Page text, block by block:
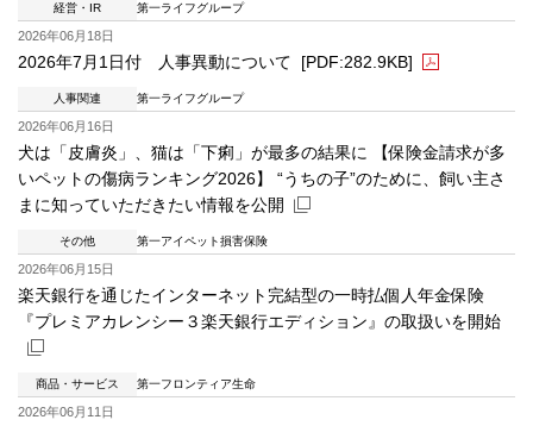
経営・IR 第一ライフグループ
PDFファイルが新規ウィンドウで開きます
2026年06月18日
2026年7月1日付 人事異動について [PDF:282.9KB]
人事関連 第一ライフグループ
PDFファイルが新規ウィンドウで開きます
2026年06月16日
犬は「皮膚炎」、猫は「下痢」が最多の結果に 【保険金請求が多
いペットの傷病ランキング2026】 “うちの子”のために、飼い主さ
まに知っていただきたい情報を公開
その他 第一アイペット損害保険
新規ウィンドウを開きます
2026年06月15日
楽天銀行を通じたインターネット完結型の一時払個人年金保険
『プレミアカレンシー３楽天銀行エディション』の取扱いを開始
商品・サービス 第一フロンティア生命
新規ウィンドウを開きます
2026年06月11日